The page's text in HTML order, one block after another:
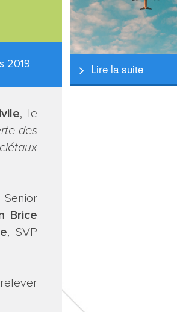
2019
, le
des
Brice
, SVP
Lire la suite